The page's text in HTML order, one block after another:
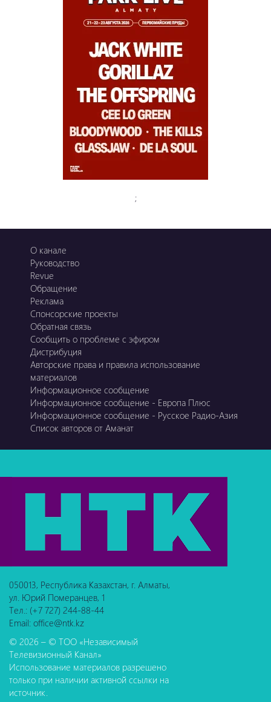
;
О канале
Руководство
Revue
Обращение
Реклама
Спонсорские проекты
Обратная связь
Сообщить о проблеме с эфиром
Дистрибуция
Авторские права и правила использование
материалов
Информационное сообщение
Информационное сообщение - Европа Плюс
Информационное сообщение - Русское Радио-Азия
Список авторов от Аманат
050013, Республика Казахстан, г. Алматы,
ул. Юрий Померанцев, 1
Тел.: (+7 727) 244-88-44
Email: office@ntk.kz
© 2026 – © ТОО «Независимый
Телевизионный Канал»
Использование материалов разрешено
только при наличии активной ссылки на
источник.